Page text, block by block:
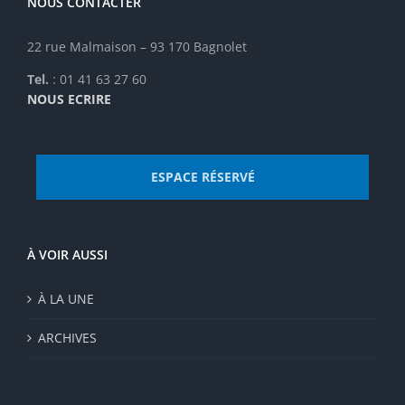
22 rue Malmaison – 93 170 Bagnolet
Tel. : 01 41 63 27 60
NOUS ECRIRE
ESPACE RÉSERVÉ
À VOIR AUSSI
À LA UNE
ARCHIVES